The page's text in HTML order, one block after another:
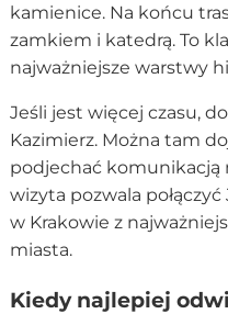
kamienice. Na końcu
zamkiem i katedrą. To
najważniejsze warstwy
Jeśli jest więcej czasu,
Kazimierz. Można tam
podjechać komunikacją
wizyta pozwala
w Krakowie z
miasta.
Kiedy najlepiej